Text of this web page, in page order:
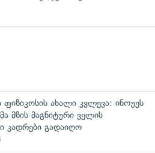
ახალი კვლევა: ინოუეს
მზის მაგნიტური ველის
კადრები გადაიღო